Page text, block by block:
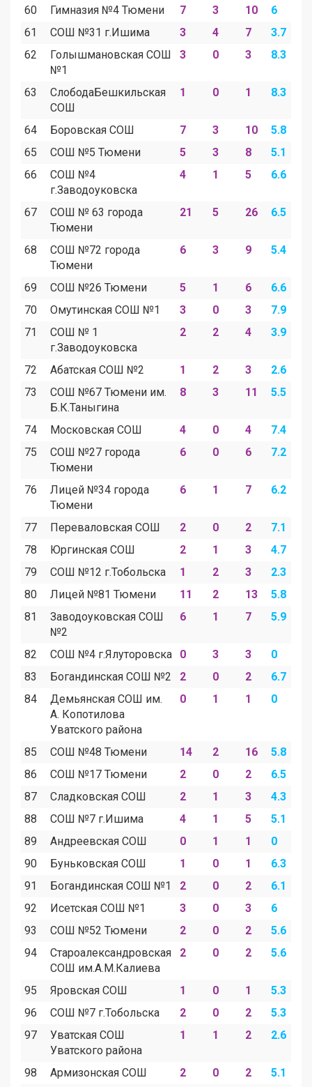
60
Гимназия №4 Тюмени 7 3 10 6
61
СОШ №31 г.Ишима 3 4 7 3.7
62
Голышмановская СОШ
№1
3 0 3 8.3
63
СлободаБешкильская
СОШ
1 0 1 8.3
64 Боровская СОШ 7 3 10 5.8
65
СОШ №5 Тюмени 5 3 8 5.1
66
СОШ №4
г.Заводоуковска
4 1 5 6.6
67
СОШ № 63 города
Тюмени
21 5 26 6.5
68
СОШ №72 города
Тюмени
6 3 9 5.4
69 СОШ №26 Тюмени 5 1 6 6.6
70
Омутинская СОШ №1 3 0 3 7.9
71
СОШ № 1
г.Заводоуковска
2 2 4 3.9
72 Абатская СОШ №2 1 2 3 2.6
73
СОШ №67 Тюмени им.
Б.К.Таныгина
8 3 11 5.5
74 Московская СОШ 4 0 4 7.4
75
СОШ №27 города
Тюмени
6 0 6 7.2
76
Лицей №34 города
Тюмени
6 1 7 6.2
77 Переваловская СОШ 2 0 2 7.1
78
Юргинская СОШ 2 1 3 4.7
79
СОШ №12 г.Тобольска 1 2 3 2.3
80
Лицей №81 Тюмени 11 2 13 5.8
81
Заводоуковская СОШ
№2
6 1 7 5.9
82 СОШ №4 г.Ялуторовска 0 3 3 0
83
Богандинская СОШ №2 2 0 2 6.7
84
Демьянская СОШ им.
А. Копотилова
Уватского района
0 1 1 0
85 СОШ №48 Тюмени 14 2 16 5.8
86
СОШ №17 Тюмени 2 0 2 6.5
87
Сладковская СОШ 2 1 3 4.3
88
СОШ №7 г.Ишима 4 1 5 5.1
89
Андреевская СОШ 0 1 1 0
90
Буньковская СОШ 1 0 1 6.3
91
Богандинская СОШ №1 2 0 2 6.1
92
Исетская СОШ №1 3 0 3 6
93
СОШ №52 Тюмени 2 0 2 5.6
94
Староалександровская
СОШ им.А.М.Калиева
2 0 2 5.6
95 Яровская СОШ 1 0 1 5.3
96
СОШ №7 г.Тобольска 2 0 2 5.3
97
Уватская СОШ
Уватского района
1 1 2 2.6
98 Армизонская СОШ 2 0 2 5.1